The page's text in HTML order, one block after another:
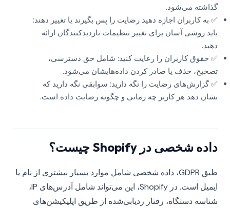
گذاشته می‌شود.
✅ به کاربران اجازه دهید رضایت را پس بگیرند یا تغییر دهند:
باید روشی آسان برای تغییر تنظیمات بازدیدکنندگان ارائه
دهید.
✅ حقوق کاربران را رعایت کنید: شامل حق دسترسی،
تصحیح، حذف یا صادر کردن داده‌هایشان می‌شود.
✅ گزارش‌های رضایت را نگه دارید: سوابقی نگه دارید که
نشان دهد هر کاربر چه زمانی و چگونه رضایت داده است.
داده شخصی در Shopify چیست؟
طبق GDPR، داده شخصی شامل موارد بسیار بیشتری از نام یا
ایمیل است. در Shopify، این می‌تواند شامل آدرس‌های IP،
شناسه دستگاه، رفتار ردیابی‌شده از طریق اپلیکیشن‌های